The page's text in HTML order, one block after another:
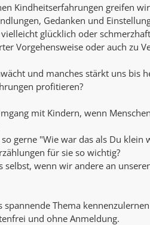
Kindheitserfahrungen greifen
Gedanken und
glücklich oder
Vorgehensweise oder auch zu
und manches stärkt uns bis
profitieren?
mit Kindern, wenn
gerne "Wie war das als Du klein
für sie so wichtig?
selbst, wenn wir andere an
spannende Thema
und ohne Anmeldung.